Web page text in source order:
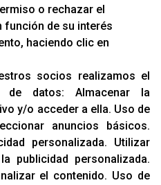
o rechazar el
función de su interés
haciendo clic en
socios realizamos el
de datos: Almacenar la
y/o acceder a ella. Uso de
anuncios básicos.
personalizada. Utilizar
publicidad personalizada.
el contenido. Uso de